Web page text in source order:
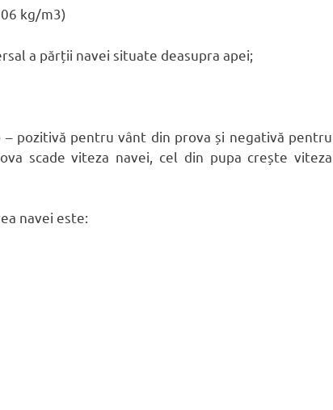
kg/m3)
a părții navei situate deasupra apei;
pozitivă pentru vânt din prova și negativă pentru
scade viteza navei, cel din pupa crește viteza
navei este: